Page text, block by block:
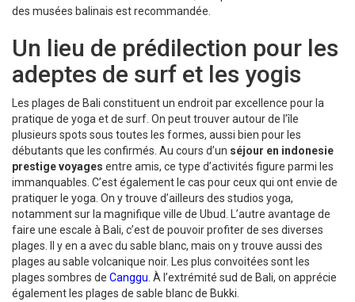
des musées balinais est recommandée.
Un lieu de prédilection pour les
adeptes de surf et les yogis
Les plages de Bali constituent un endroit par excellence pour la
pratique de yoga et de surf. On peut trouver autour de l’île
plusieurs spots sous toutes les formes, aussi bien pour les
débutants que les confirmés. Au cours d’un séjour en indonesie
prestige voyages entre amis, ce type d’activités figure parmi les
immanquables. C’est également le cas pour ceux qui ont envie de
pratiquer le yoga. On y trouve d’ailleurs des studios yoga,
notamment sur la magnifique ville de Ubud. L’autre avantage de
faire une escale à Bali, c’est de pouvoir profiter de ses diverses
plages. Il y en a avec du sable blanc, mais on y trouve aussi des
plages au sable volcanique noir. Les plus convoitées sont les
plages sombres de Canggu . À l’extrémité sud de Bali, on apprécie
également les plages de sable blanc de Bukki.